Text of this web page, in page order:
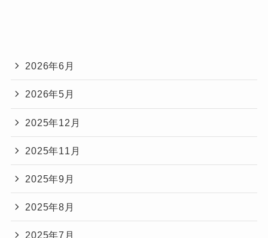
2026年6月
2026年5月
2025年12月
2025年11月
2025年9月
2025年8月
2025年7月